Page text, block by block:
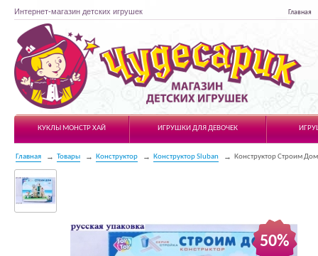
Интернет-магазин детских игрушек Главная
Чудесарик
КУКЛЫ МОНСТР ХАЙ
ИГРУШКИ ДЛЯ ДЕВОЧЕК
Главная Товары Конструктор Конструктор Sluban Конструктор Строим Дом
50%